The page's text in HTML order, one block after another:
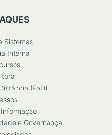
Sistemas
Interna
(EaD)
e Governança